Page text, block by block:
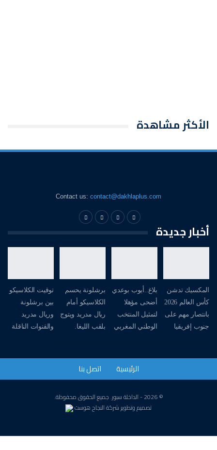
الأكثر مشاهدة
Contact us:contact@dakhlaplus.com
أخبار جديدة
المكسيك تدشن
كأس العالم 2026
بانتصار مهم على
جنوب إفريقيا
بلاغ..أيوب بوعدي
أضحى مؤهلا
لتمثيل المنتخب
الوطني المغربي
برشلونة يحسم
الكلاسيكو أمام
ريال مدريد ويتوج
بلقب الليغا.
توقيت الكلاسيكو
بين برشلونة
وريال مدريد
والقنوات الناقلة
الرئيسية اتصل بنا
© 2026 - الداخلة سبور. جميع الحقوق محفوظة.
تصميم وتطويرشركةالنجاح هوست